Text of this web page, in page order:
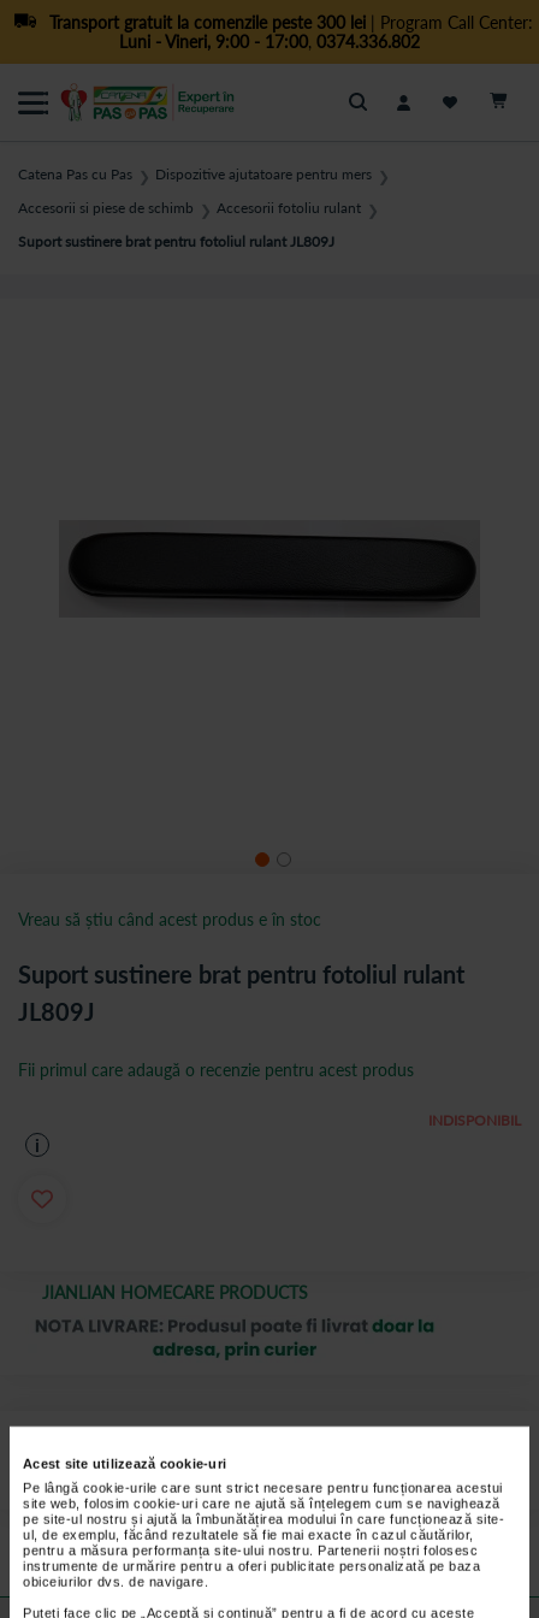
Acest site utilizează cookie-uri
Pe lângă cookie-urile care sunt strict necesare pentru funcționarea acestui
site web, folosim cookie-uri care ne ajută să înțelegem cum se navighează
pe site-ul nostru și ajută la îmbunătățirea modului în care funcționează site-
ul, de exemplu, făcând rezultatele să fie mai exacte în cazul căutărilor,
pentru a măsura performanța site-ului nostru. Partenerii noștri folosesc
instrumente de urmărire pentru a oferi publicitate personalizată pe baza
obiceiurilor dvs. de navigare.
Puteți face clic pe „Acceptă si continuă” pentru a fi de acord cu aceste
Transport gratuit la comenzile peste 300 lei| Program Call Center:
Luni - Vineri, 9:00 - 17:00, 0374.336.802
Cautare
Catena Pas cu Pas ❯ Dispozitive ajutatoare pentru mers ❯
Accesorii si piese de schimb ❯ Accesorii fotoliu rulant ❯
Suport sustinere brat pentru fotoliul rulant JL809J
JIANLIAN HOMECARE PRODUCTS
rulant pliabil, cu manevrare manuala JL809J.
Suport sustinere brat pentru fotoliul rulant
JL809J
INDISPONIBIL
Fii primul care adaugă o recenzie pentru acest produs
i
Vreau să știu când acest produs e în stoc
Preturile si promotiile afisate pe site in dreptul fiecarui produs sunt
valabile pentru comenzile efectuate online.